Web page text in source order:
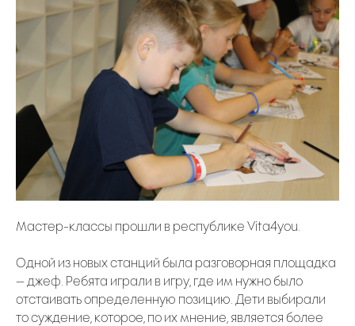
Мастер-классы прошли в республике Vita4you.
Одной из новых станций была разговорная площадка
— джеф. Ребята играли в игру, где им нужно было
отстаивать определенную позицию. Дети выбирали
то суждение, которое, по их мнение, является более